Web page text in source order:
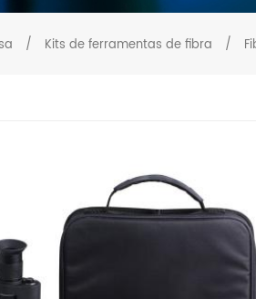
/ Kits de ferramentas de fibra /